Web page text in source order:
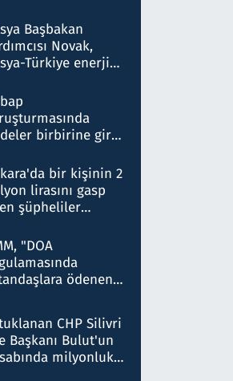
Başbakan
Novak,
Türkiye enerji
olduğunu
birbirine girdi:
ortaya
tablo şok etti
bir kişinin 2
lirasını gasp
şüpheliler
"DOA
ödenen
iddiasını
CHP Silivri
Başkanı Bulut'un
milyonluk